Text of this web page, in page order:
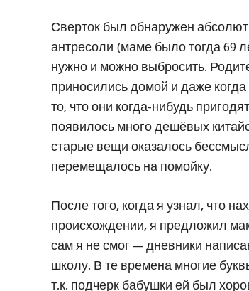
Сверток был обнаружен
антресоли (маме было тогда 69
нужно и можно выбросить.
приносились домой и даже
то, что они когда-нибудь
появилось много дешёвых
старые вещи оказалось
перемещалось на помойку.
После того, когда я узнал, что
происхождении, я предложил
сам я не смог — дневники
школу. В те времена многие
т.к. подчерк бабушки ей был